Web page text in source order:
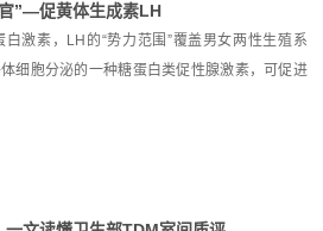
”—促黄体生成素LH
激素，LH的“势力范围”覆盖男女两性生殖系
细胞分泌的一种糖蛋白类促性腺激素，可促进